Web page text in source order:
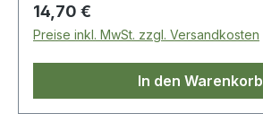
Regulärer Preis:
14,70 €
Preise inkl. MwSt. zzgl. Versandkosten
In den Warenkorb